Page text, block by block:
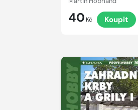
40 Kč Koupit